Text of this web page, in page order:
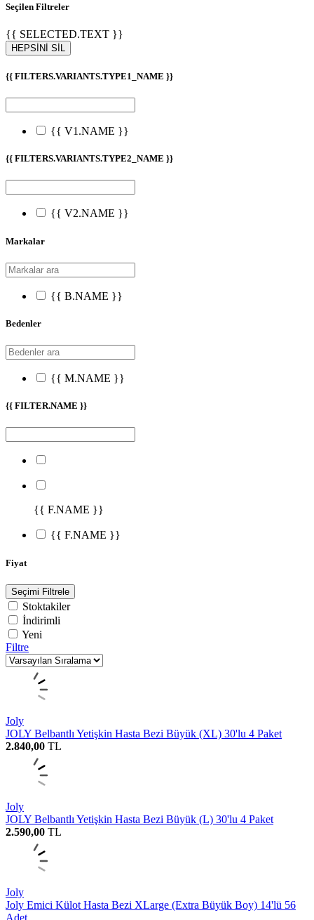
Seçilen Filtreler
{{ SELECTED.TEXT }}
HEPSİNİ SİL
{{ FILTERS.VARIANTS.TYPE1_NAME }}
{{ V1.NAME }}
{{ FILTERS.VARIANTS.TYPE2_NAME }}
{{ V2.NAME }}
Markalar
{{ B.NAME }}
Bedenler
{{ M.NAME }}
{{ FILTER.NAME }}
{{ F.NAME }}
{{ F.NAME }}
Fiyat
Seçimi Filtrele
Stoktakiler
İndirimli
Yeni
Filtre
Joly
JOLY Belbantlı Yetişkin Hasta Bezi Büyük (XL) 30'lu 4 Paket
2.840,00 TL
Joly
JOLY Belbantlı Yetişkin Hasta Bezi Büyük (L) 30'lu 4 Paket
2.590,00 TL
Joly
Joly Emici Külot Hasta Bezi XLarge (Extra Büyük Boy) 14'lü 56
Adet